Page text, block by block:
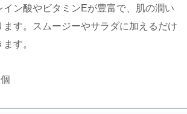
イン酸やビタミンEが豊富で、肌の潤い
ます。スムージーやサラダに加えるだけ
す。